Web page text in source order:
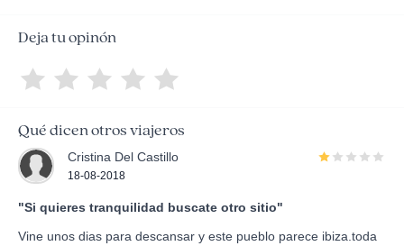
Deja tu opinón
Qué dicen otros viajeros
Cristina Del Castillo
18-08-2018
"Si quieres tranquilidad buscate otro sitio"
Vine unos dias para descansar y este pueblo parece ibiza.toda